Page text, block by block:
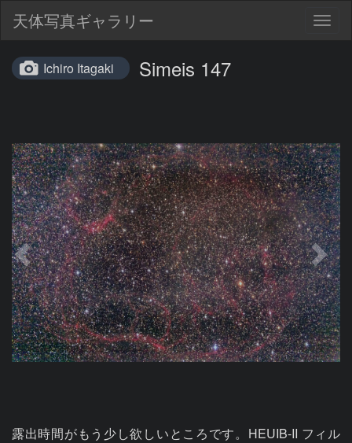
天体写真ギャラリー
Ichiro Itagaki Simeis 147
露出時間がもう少し欲しいところです。HEUIB-II フィル